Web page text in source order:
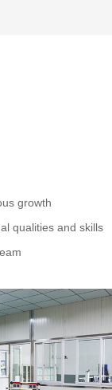
growth
qualities and skills